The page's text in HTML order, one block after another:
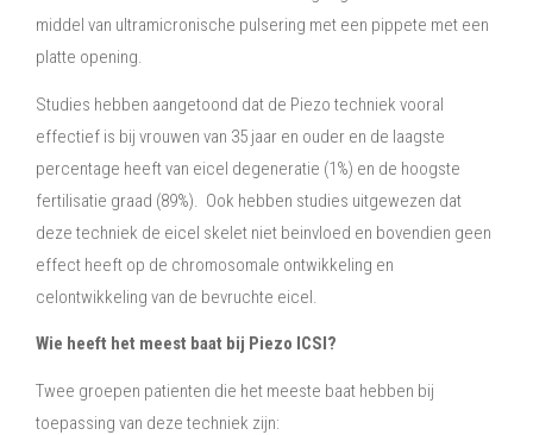
middel van ultramicronische pulsering met een pippete met een
platte opening.
Studies hebben aangetoond dat de Piezo techniek vooral
effectief is bij vrouwen van 35 jaar en ouder en de laagste
percentage heeft van eicel degeneratie (1%) en de hoogste
fertilisatie graad (89%). Ook hebben studies uitgewezen dat
deze techniek de eicel skelet niet beinvloed en bovendien geen
effect heeft op de chromosomale ontwikkeling en
celontwikkeling van de bevruchte eicel.
Wie heeft het meest baat bij Piezo ICSI?
Twee groepen patienten die het meeste baat hebben bij
toepassing van deze techniek zijn: